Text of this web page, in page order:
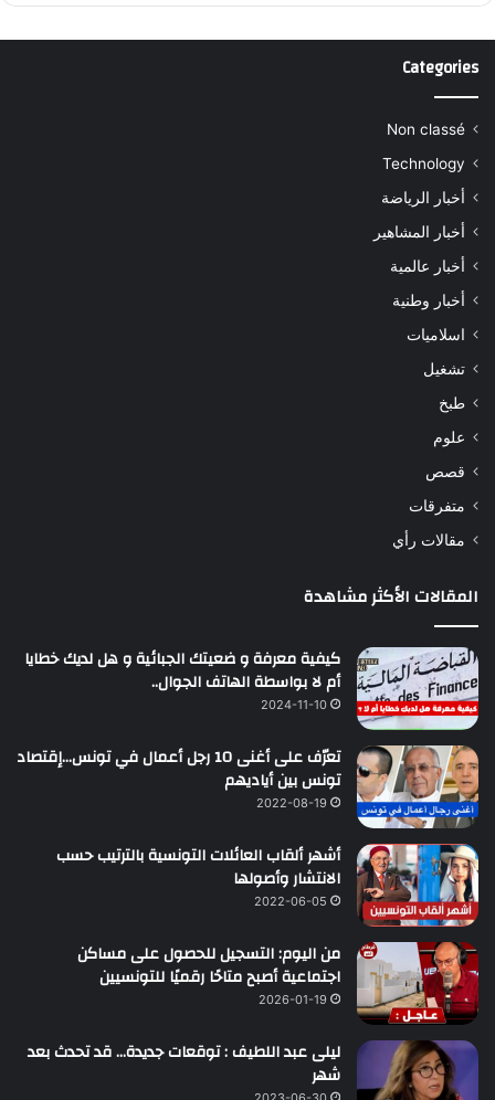
Categories
Non classé
Technology
أخبار الرياضة
أخبار المشاهير
أخبار عالمية
أخبار وطنية
اسلاميات
تشغيل
طبخ
علوم
قصص
متفرقات
مقالات رأي
المقالات الأكثر مشاهدة
كيفية معرفة و ضعيتك الجبائية و هل لديك خطايا
أم لا بواسطة الهاتف الجوال..
2024-11-10
تعرّف على أغنى 10 رجل أعمال في تونس…إقتصاد
تونس بين أياديهم
2022-08-19
أشهر ألقاب العائلات التونسية بالترتيب حسب
الانتشار وأصولها
2022-06-05
من اليوم: التسجيل للحصول على مساكن
اجتماعية أصبح متاحًا رقميًا للتونسيين
2026-01-19
ليلى عبد اللطيف : توقعات جديدة… قد تحدث بعد
شهر